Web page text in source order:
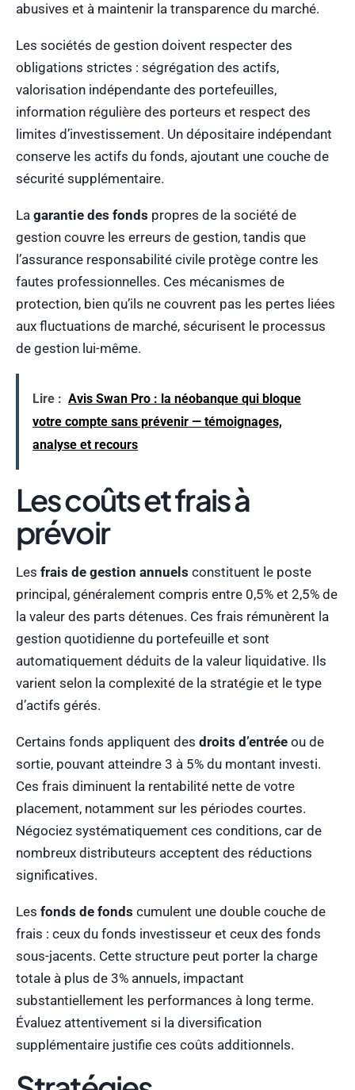
abusives et à maintenir la transparence du marché.
Les sociétés de gestion doivent respecter des
obligations strictes : ségrégation des actifs,
valorisation indépendante des portefeuilles,
information régulière des porteurs et respect des
limites d’investissement. Un dépositaire indépendant
conserve les actifs du fonds, ajoutant une couche de
sécurité supplémentaire.
La garantie des fonds propres de la société de
gestion couvre les erreurs de gestion, tandis que
l’assurance responsabilité civile protège contre les
fautes professionnelles. Ces mécanismes de
protection, bien qu’ils ne couvrent pas les pertes liées
aux fluctuations de marché, sécurisent le processus
de gestion lui-même.
Lire : Avis Swan Pro : la néobanque qui bloque
votre compte sans prévenir — témoignages,
analyse et recours
Les coûts et frais à
prévoir
Les frais de gestion annuels constituent le poste
principal, généralement compris entre 0,5% et 2,5% de
la valeur des parts détenues. Ces frais rémunèrent la
gestion quotidienne du portefeuille et sont
automatiquement déduits de la valeur liquidative. Ils
varient selon la complexité de la stratégie et le type
d’actifs gérés.
Certains fonds appliquent des droits d’entrée ou de
sortie, pouvant atteindre 3 à 5% du montant investi.
Ces frais diminuent la rentabilité nette de votre
placement, notamment sur les périodes courtes.
Négociez systématiquement ces conditions, car de
nombreux distributeurs acceptent des réductions
significatives.
Les fonds de fonds cumulent une double couche de
frais : ceux du fonds investisseur et ceux des fonds
sous-jacents. Cette structure peut porter la charge
totale à plus de 3% annuels, impactant
substantiellement les performances à long terme.
Évaluez attentivement si la diversification
supplémentaire justifie ces coûts additionnels.